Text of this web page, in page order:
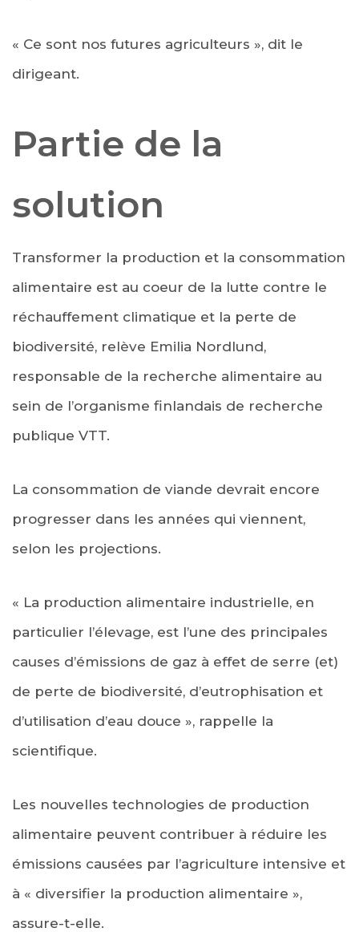
« Ce sont nos futures agriculteurs », dit le
dirigeant.
Partie de la
solution
Transformer la production et la consommation
alimentaire est au coeur de la lutte contre le
réchauffement climatique et la perte de
biodiversité, relève Emilia Nordlund,
responsable de la recherche alimentaire au
sein de l’organisme finlandais de recherche
publique VTT.
La consommation de viande devrait encore
progresser dans les années qui viennent,
selon les projections.
« La production alimentaire industrielle, en
particulier l’élevage, est l’une des principales
causes d’émissions de gaz à effet de serre (et)
de perte de biodiversité, d’eutrophisation et
d’utilisation d’eau douce », rappelle la
scientifique.
Les nouvelles technologies de production
alimentaire peuvent contribuer à réduire les
émissions causées par l’agriculture intensive et
à « diversifier la production alimentaire »,
assure-t-elle.